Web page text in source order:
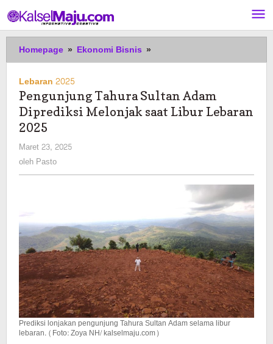
ke
konten
Homepage » Ekonomi Bisnis »
Tahura
Adam
Diprediksi
Melonjak
Lebaran 2025
Pengunjung Tahura Sultan Adam
Diprediksi Melonjak saat Libur Lebaran
2025
Maret 23, 2025
oleh Pasto
Prediksi lonjakan pengunjung Tahura Sultan Adam selama libur
lebaran. (Foto: Zoya NH/ kalselmaju.com)